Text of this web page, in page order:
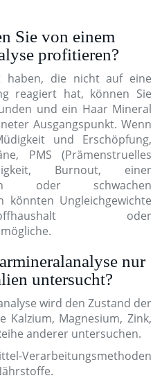
Sie von einem
profitieren?
haben, die nicht auf eine
reagiert hat, können Sie
und ein Haar Mineral
Ausgangspunkt. Wenn
und Erschöpfung,
PMS (Prämenstruelles
Burnout, einer
oder schwachen
könnten Ungleichgewichte
oder
nur
untersucht?
wird den Zustand der
Kalzium, Magnesium, Zink,
anderer untersuchen.